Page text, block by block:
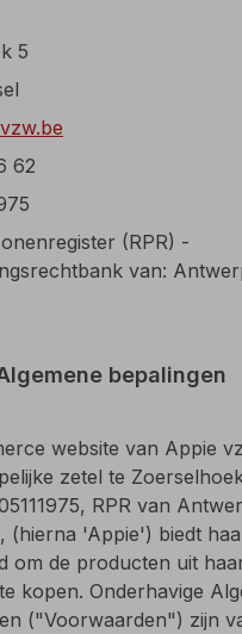
5
62
(RPR) -
van:
bepalingen
website van Appie
zetel te
RPR van
(hierna 'Appie') biedt
om de producten uit
kopen. Onderhavige
("Voorwaarden") zijn